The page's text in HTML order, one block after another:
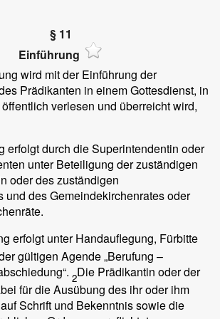
§ 11
Einführung
wird mit der Einführung der
Prädikanten in einem Gottesdienst, in
verlesen und überreicht wird,
erfolgt durch die Superintendentin oder
unter Beteiligung der zuständigen
oder des zuständigen
und des Gemeindekirchenrates oder
erfolgt unter Handauflegung, Fürbitte
gültigen Agende „Berufung –
2Die Prädikantin oder der
für die Ausübung des ihr oder ihm
Schrift und Bekenntnis sowie die